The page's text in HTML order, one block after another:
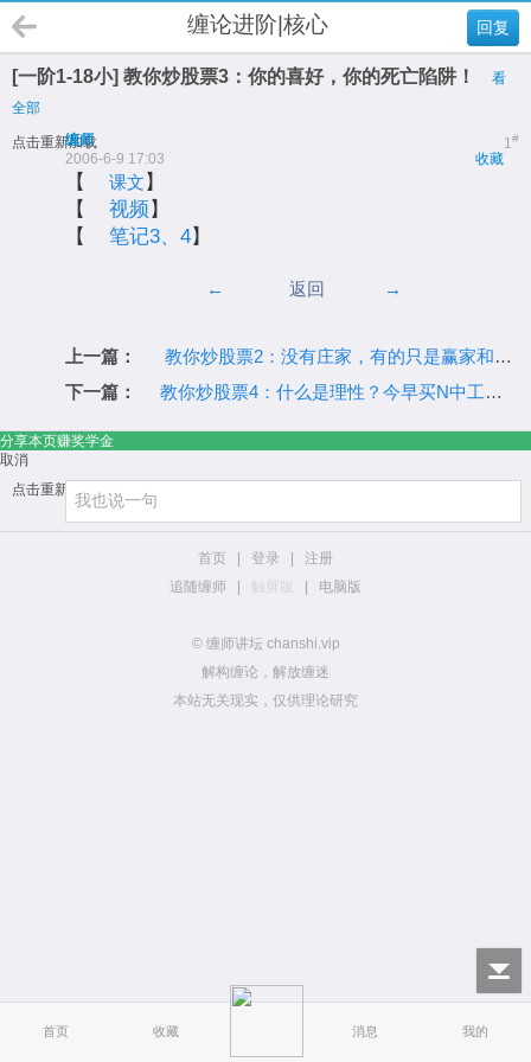
首页 收藏 消息 我的
回复
缠论进阶|核心
[一阶1-18小] 教你炒股票3：你的喜好，你的死亡陷阱！
看
全部
点击重新加载 1#
缠师
收藏
2006-6-9 17:03
【 课文 】
【
视频 】
【
笔记3、4】
← 返回 →
上一篇：
教你炒股票2：没有庄家，有的只是赢家和输家！
下一篇：
教你炒股票4：什么是理性？今早买N中工就是理性！
分享本页赚奖学金
取消
点击重新加载
首页 登录
注册
追随缠师
触屏版 电脑版
© 缠师讲坛 chanshi.vip
解构缠论，解放缠迷
本站无关现实，仅供理论研究